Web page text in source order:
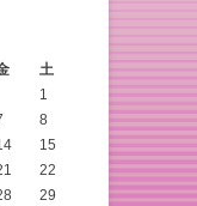
土
1
8
15
22
29